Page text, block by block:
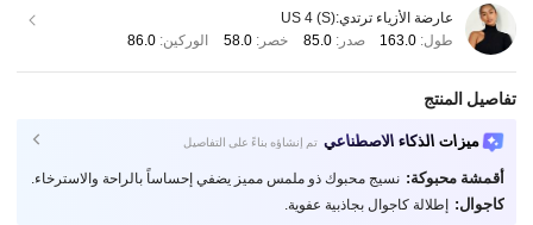
عارضة الأزياء ترتدي:US 4 (S)
طول: 163.0 صدر:85.0 خصر: 58.0 الوركين: 86.0
تفاصيل المنتج
ميزات الذكاء الاصطناعي تم إنشاؤه بناءً على التفاصيل
أقمشة محبوكة: نسيج محبوك ذو ملمس مميز يضفي إحساساً بالراحة والاسترخاء.
كاجوال: إطلالة كاجوال بجاذبية عفوية.